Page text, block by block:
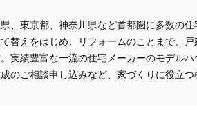
、東京都、神奈川県など首都圏に多数の
替えをはじめ、リフォームのことまで、
。実績豊富な一流の住宅メーカーのモデル
成のご相談申し込みなど、家づくりに役立つ